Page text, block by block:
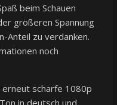
beim Schauen
größeren Spannung
Anteil zu verdanken.
noch
erneut scharfe 1080p
in deutsch und